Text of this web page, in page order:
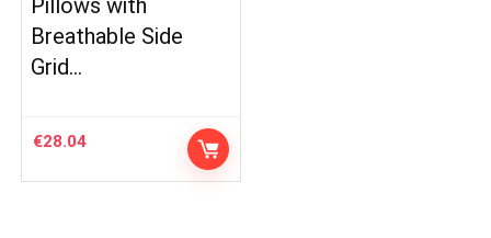
Pillows with
Breathable Side
Grid…
€28.04